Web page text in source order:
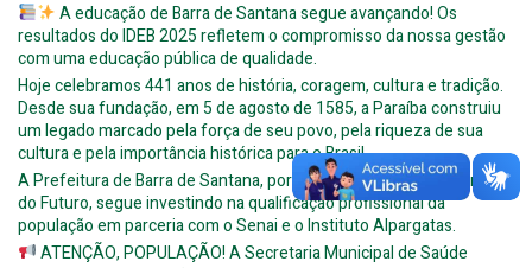
A educação de Barra de Santana segue avançando! Os
resultados do IDEB 2025 refletem o compromisso da nossa gestão
com uma educação pública de qualidade.
Hoje celebramos 441 anos de história, coragem, cultura e tradição.
Desde sua fundação, em 5 de agosto de 1585, a Paraíba construiu
um legado marcado pela força de seu povo, pela riqueza de sua
cultura e pela importância histórica para o Brasil.
A Prefeitura de Barra de Santana, por meio do programa Caminhos
do Futuro, segue investindo na qualificação profissional da
população em parceria com o Senai e o Instituto Alpargatas.
ATENÇÃO, POPULAÇÃO! A Secretaria Municipal de Saúde